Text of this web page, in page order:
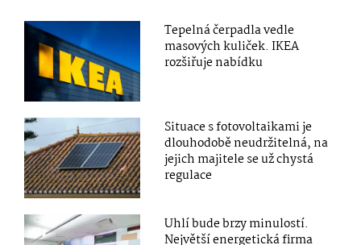
Tepelná čerpadla vedle
masových kuliček. IKEA
rozšiřuje nabídku
Situace s fotovoltaikami je
dlouhodobě neudržitelná, na
jejich majitele se už chystá
regulace
Uhlí bude brzy minulostí.
Největší energetická firma